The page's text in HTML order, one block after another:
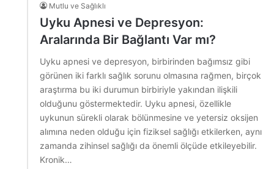
Mutlu ve Sağlıklı
Uyku Apnesi ve Depresyon:
Aralarında Bir Bağlantı Var mı?
Uyku apnesi ve depresyon, birbirinden bağımsız gibi
görünen iki farklı sağlık sorunu olmasına rağmen, birçok
araştırma bu iki durumun birbiriyle yakından ilişkili
olduğunu göstermektedir. Uyku apnesi, özellikle
uykunun sürekli olarak bölünmesine ve yetersiz oksijen
alımına neden olduğu için fiziksel sağlığı etkilerken, aynı
zamanda zihinsel sağlığı da önemli ölçüde etkileyebilir.
Kronik…